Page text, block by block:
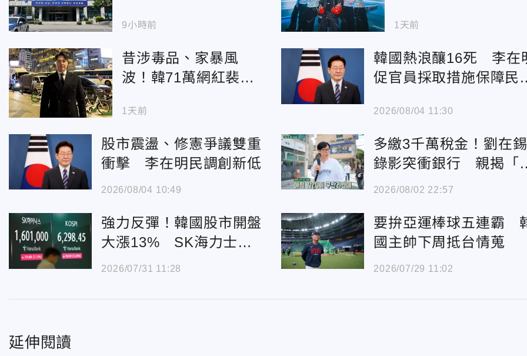
9小時前
話：絕不登出
1天前
昔涉毒品、家暴風
波！韓71萬網紅裴寅
歲
1天前
韓國熱浪釀16死 李在
促官員採取措施保障民
2026/08/04 11:30
股市震盪、修憲爭議雙重
衝擊 李在明民調創新低
2026/08/04 10:49
多繳3千萬稅金！劉在錫
錄影突衝銀行 親揭「
查稅」狠招
2026/08/02 22:57
強力反彈！韓國股市開盤
大漲13% SK海力士勁
揚20%
2026/07/31 11:28
要拚亞運棒球五連霸
國主帥下周抵台情蒐
2026/07/29 11:02
延伸閱讀